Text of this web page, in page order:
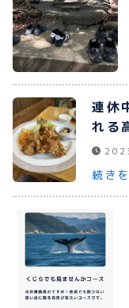
連休
れる
続き